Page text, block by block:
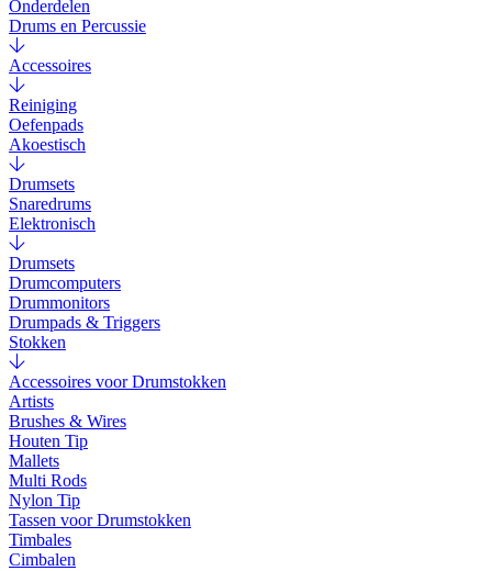
Onderdelen
Drums en Percussie
Accessoires
Reiniging
Oefenpads
Akoestisch
Drumsets
Snaredrums
Elektronisch
Drumsets
Drumcomputers
Drummonitors
Drumpads & Triggers
Stokken
Accessoires voor Drumstokken
Artists
Brushes & Wires
Houten Tip
Mallets
Multi Rods
Nylon Tip
Tassen voor Drumstokken
Timbales
Cimbalen